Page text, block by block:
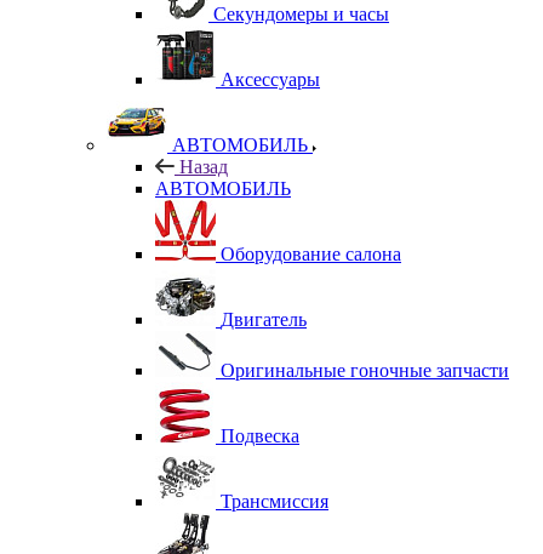
Секундомеры и часы
Аксессуары
АВТОМОБИЛЬ
Назад
АВТОМОБИЛЬ
Оборудование салона
Двигатель
Оригинальные гоночные запчасти
Подвеска
Трансмиссия